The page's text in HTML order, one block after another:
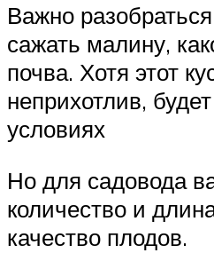
Важно
сажать малину,
почва. Хотя этот
неприхотлив,
условиях
Но для садовода
количество и
качество плодов.